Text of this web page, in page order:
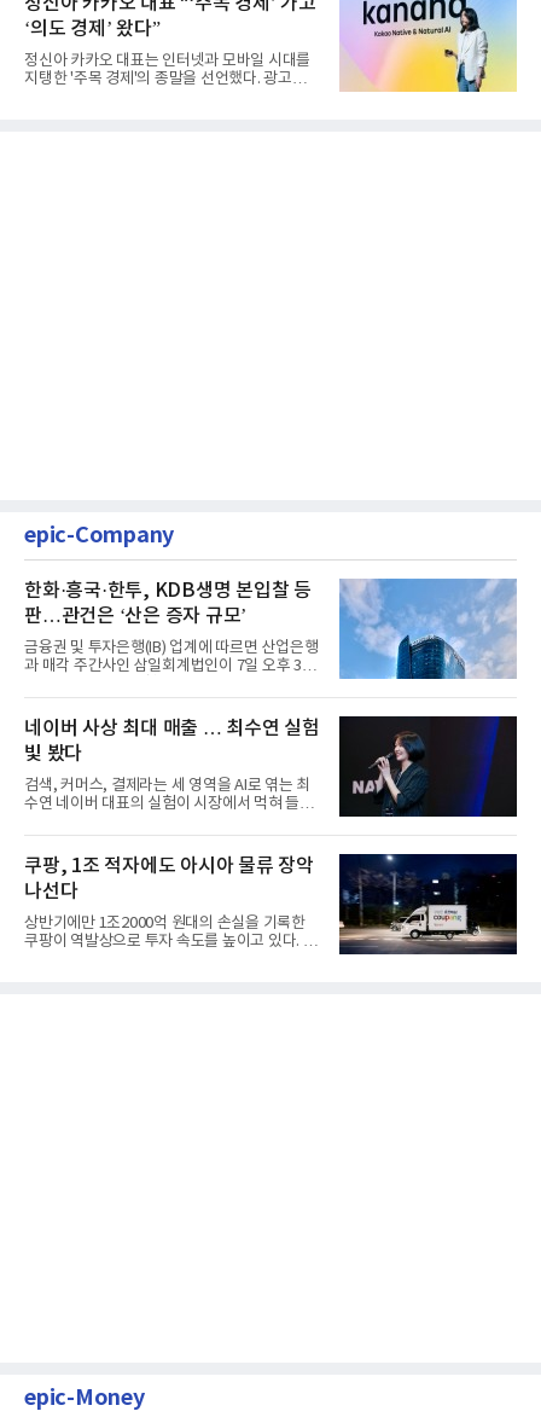
‘의도 경제’ 왔다”
정신아 카카오 대표는 인터넷과 모바일 시대를
지탱한 '주목 경제'의 종말을 선언했다. 광고를
epic-Company
한화·흥국·한투, KDB생명 본입찰 등
판…관건은 ‘산은 증자 규모’
금융권 및 투자은행(IB) 업계에 따르면 산업은행
과 매각 주간사인 삼일회계법인이 7일 오후 3시
네이버 사상 최대 매출 … 최수연 실험
빛 봤다
검색, 커머스, 결제라는 세 영역을 AI로 엮는 최
수연 네이버 대표의 실험이 시장에서 먹혀 들어
쿠팡, 1조 적자에도 아시아 물류 장악
나선다
상반기에만 1조2000억 원대의 손실을 기록한
쿠팡이 역발상으로 투자 속도를 높이고 있다. 이
epic-Money